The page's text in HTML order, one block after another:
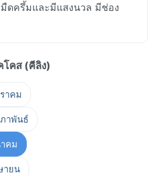
มืดครึ้มและมีแสงนวล มีช่อง
โคส (คีลิง)
าคม
าพันธ์
คม
ายน